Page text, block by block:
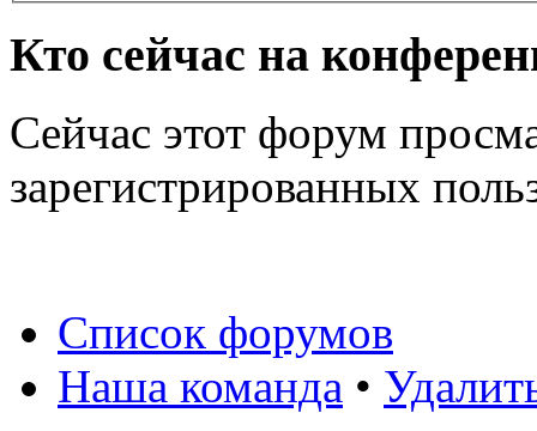
Кто сейчас на
Сейчас этот форум
зарегистрированных
Список форумов
Наша команда •